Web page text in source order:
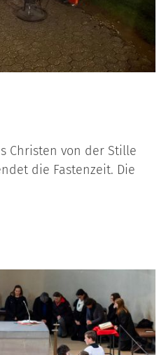
Christen von der Stille
die Fastenzeit. Die